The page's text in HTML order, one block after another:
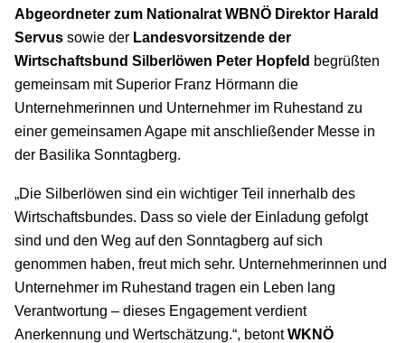
Abgeordneter zum Nationalrat WBNÖ Direktor Harald
Servus sowie der Landesvorsitzende der
Wirtschaftsbund Silberlöwen Peter Hopfeld begrüßten
gemeinsam mit Superior Franz Hörmann die
Unternehmerinnen und Unternehmer im Ruhestand zu
einer gemeinsamen Agape mit anschließender Messe in
der Basilika Sonntagberg.
„Die Silberlöwen sind ein wichtiger Teil innerhalb des
Wirtschaftsbundes. Dass so viele der Einladung gefolgt
sind und den Weg auf den Sonntagberg auf sich
genommen haben, freut mich sehr. Unternehmerinnen und
Unternehmer im Ruhestand tragen ein Leben lang
Verantwortung – dieses Engagement verdient
Anerkennung und Wertschätzung.“, betontWKNÖ